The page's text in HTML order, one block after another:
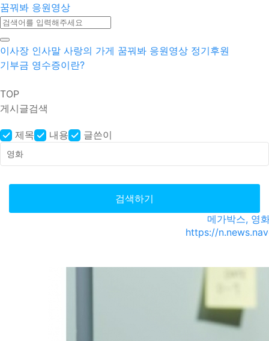
꿈꿔봐 응원영상
이사장 인사말 사랑의 가게 꿈꿔봐 응원영상 정기후원
기부금 영수증이란?
TOP
게시글검색
제목 내용 글쓴이
검색하기
메가박스, 영
https://